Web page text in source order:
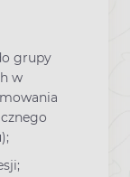
grupy
w